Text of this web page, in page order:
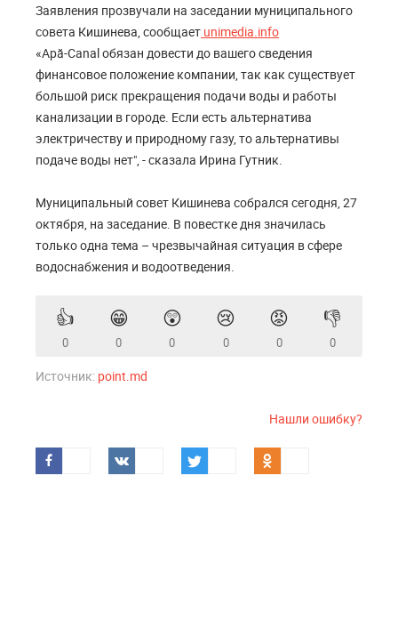
Заявления прозвучали на заседании муниципального
совета Кишинева, сообщает unimedia.info
«Apă-Canal обязан довести до вашего сведения
финансовое положение компании, так как существует
большой риск прекращения подачи воды и работы
канализации в городе. Если есть альтернатива
электричеству и природному газу, то альтернативы
подаче воды нет", - сказала Ирина Гутник.
Муниципальный совет Кишинева собрался сегодня, 27
октября, на заседание. В повестке дня значилась
только одна тема – чрезвычайная ситуация в сфере
водоснабжения и водоотведения.
👍
0
😁
0
😲
0
😢
0
😡
0
👎
0
Источник: point.md
Нашли ошибку?